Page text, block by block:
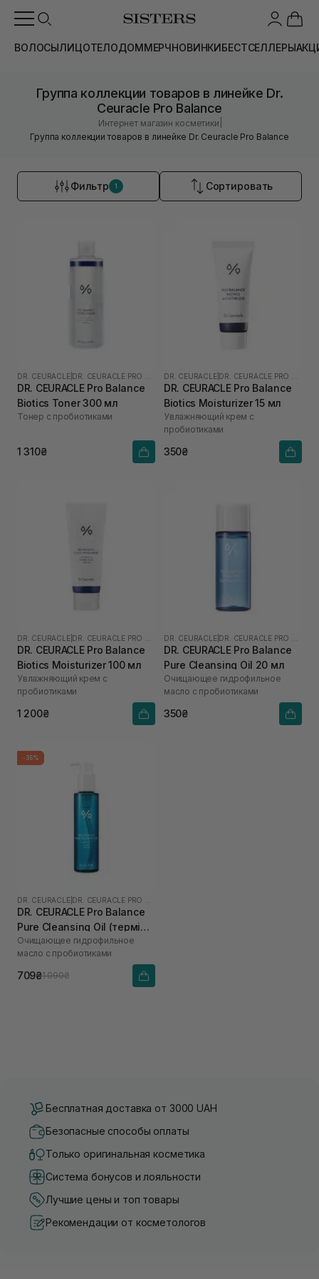
ВОЛОСЫЛИЦОТЕЛОДОММЕРЧНОВИНКИБЕСТСЕЛЛЕРЫ
Группа коллекции товаров в линейке Dr.
Ceuracle Pro Balance
Интернет магазин косметики
Группа коллекции товаров в линейке Dr. Ceuracle Pro Balance
Фильтр 1 Сортировать
DR. CEURACLE
DR. CEURACLE Pro Balance
Biotics Toner 300 мл
Тонер с пробиотиками
1 310₴
DR. CEURACLE
DR. CEURACLE Pro Balance
Biotics Moisturizer 15 мл
Увлажняющий крем с
пробиотиками
350₴
DR. CEURACLE
DR. CEURACLE Pro Balance
Biotics Moisturizer 100 мл
Увлажняющий крем с
пробиотиками
1 200₴
DR. CEURACLE
DR. CEURACLE Pro Balance
Pure Cleansing Oil 20 мл
Очищающее гидрофильное
масло с пробиотиками
350₴
-35%
DR. CEURACLE
DR. CEURACLE Pro Balance
Pure Cleansing Oil (термін
до 01.27р.) 155 мл
Очищающее гидрофильное
масло с пробиотиками
709₴1 090₴
Бесплатная доставка от 3000 UAH
Безопасные способы оплаты
Только оригинальная косметика
Система бонусов и лояльности
Лучшие цены и топ товары
Рекомендации от косметологов